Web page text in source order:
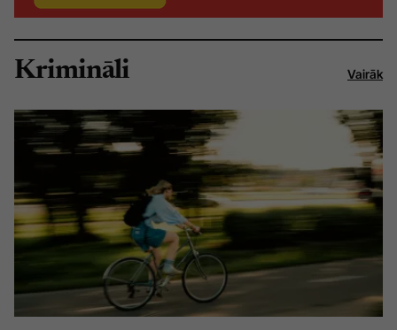
Krimināli Vairāk